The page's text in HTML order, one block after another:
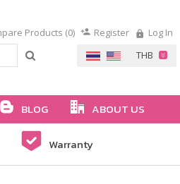
Products (0) Register Log In
BLOG ABOUT US
Warranty